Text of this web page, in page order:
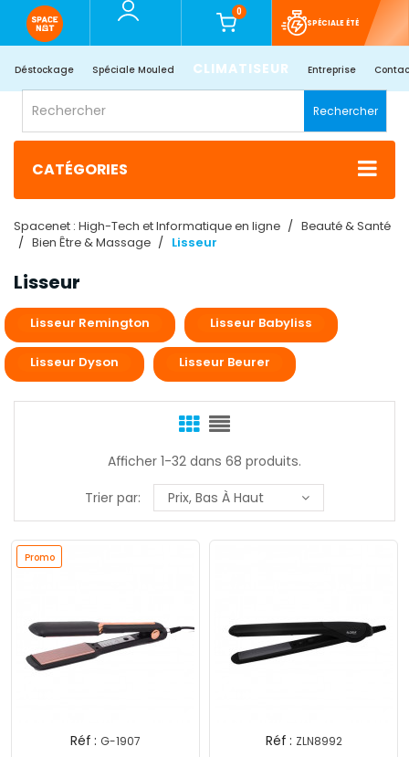
0
SPÉCIALE ÉTÉ
Déstockage Spéciale Mouled CLIMATISEUR Entreprise
Rechercher
CATÉGORIES
Spacenet : High-Tech et Informatique en ligne
Beauté & Santé
Bien Être & Massage
Lisseur
Lisseur
Lisseur Remington Lisseur Babyliss
Lisseur Dyson Lisseur Beurer
Afficher 1-32 dans 68 produits.
Trier par:
Prix, Bas À Haut
Promo
Réf : G-1907 Réf : ZLN8992